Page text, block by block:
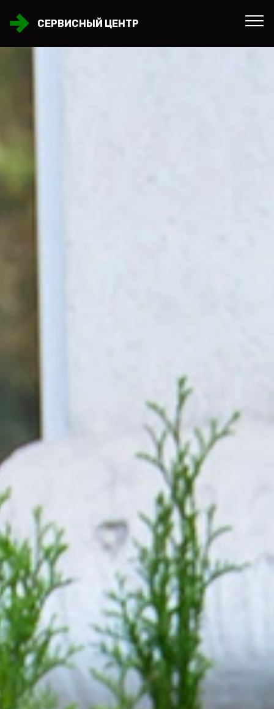
СЕРВИСНЫЙ ЦЕНТР